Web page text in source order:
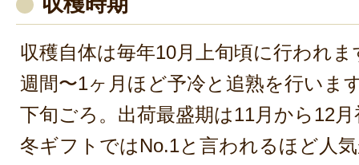
収穫自体は毎年10月上旬頃に行われ
週間〜1ヶ月ほど予冷と追熟を行いま
下旬ごろ。出荷最盛期は11月から12
冬ギフトではNo.1と言われるほど人